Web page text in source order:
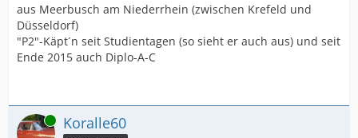
aus Meerbusch am Niederrhein (zwischen Krefeld und
Düsseldorf)
"P2"-Käpt´n seit Studientagen (so sieht er auch aus) und seit
Ende 2015 auch Diplo-A-C
Online Koralle60